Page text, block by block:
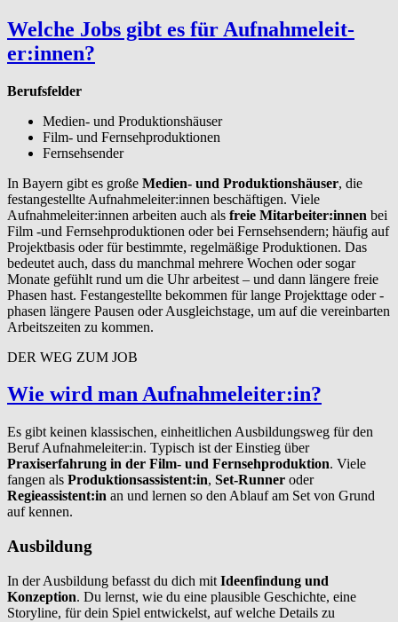
Welche Jobs gibt es für Auf­nah­meleit­
er:innen?
Berufsfelder
Medien- und Produktionshäuser
Film- und Fernsehproduktionen
Fernsehsender
In Bayern gibt es große Medien- und Produktionshäuser, die
festangestellte Aufnahmeleiter:innen beschäftigen. Viele
Aufnahmeleiter:innen arbeiten auch als freie Mitarbeiter:innen bei
Film -und Fernsehproduktionen oder bei Fernsehsendern; häufig auf
Projektbasis oder für bestimmte, regelmäßige Produktionen. Das
bedeutet auch, dass du manchmal mehrere Wochen oder sogar
Monate gefühlt rund um die Uhr arbeitest – und dann längere freie
Phasen hast. Festangestellte bekommen für lange Projekttage oder -
phasen längere Pausen oder Ausgleichstage, um auf die vereinbarten
Arbeitszeiten zu kommen.
DER WEG ZUM JOB
Wie wird man Auf­nah­meleit­er:in?
Es gibt keinen klassischen, einheitlichen Ausbildungsweg für den
Beruf Aufnahmeleiter:in. Typisch ist der Einstieg über
Praxiserfahrung in der Film- und Fernsehproduktion. Viele
fangen als Produktionsassistent:in, Set-Runner oder
Regieassistent:in an und lernen so den Ablauf am Set von Grund
auf kennen.
Ausbildung
In der Ausbildung befasst du dich mit Ideenfindung und
Konzeption. Du lernst, wie du eine plausible Geschichte, eine
Storyline, für dein Spiel entwickelst, auf welche Details zu